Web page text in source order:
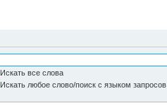
Искать все слова
Искать любое слово/поиск с языком запросов